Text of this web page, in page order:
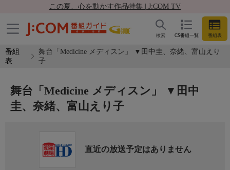
この夏、心を動かす作品特集 | J:COM TV
CS番組一覧 番組表
検索
番組
表
舞台「Medicine メディスン」 ▼田中圭、奈緒、富山えり
子
舞台「Medicine メディスン」 ▼田中
圭、奈緒、富山えり子
直近の放送予定はありません